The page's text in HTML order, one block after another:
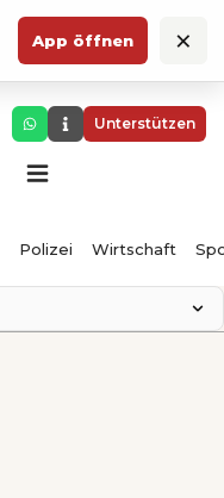
App öffnen ×
Unterstützen
Polizei Wirtschaft